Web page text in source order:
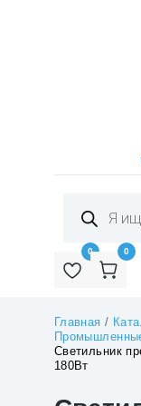
товаров
0 0
Главная /
Светильник
180Вт